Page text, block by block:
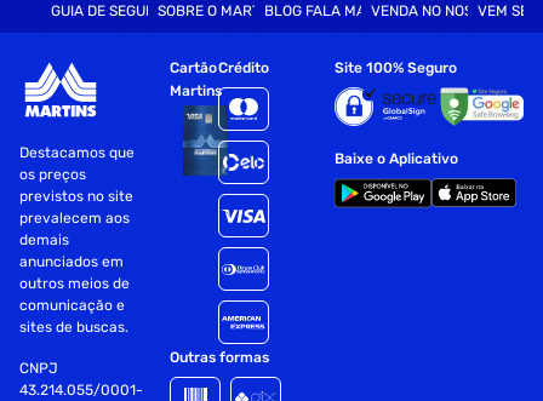
GUIA DE SEGURANÇASOBRE O MARTINSBLOG FALA MARTVENDA NO NOSSO SITE
VEM SER
Destacamos que
os preços
previstos no site
prevalecem aos
demais
anunciados em
outros meios de
comunicação e
sites de buscas.
CNPJ
43.214.055/0001-
Cartão
Martins
Crédito
Outras formas
Site 100% Seguro
Baixe o Aplicativo